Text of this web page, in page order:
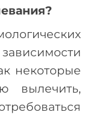
некоторые
вылечить,